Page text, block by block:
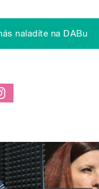
naladíte na DABu